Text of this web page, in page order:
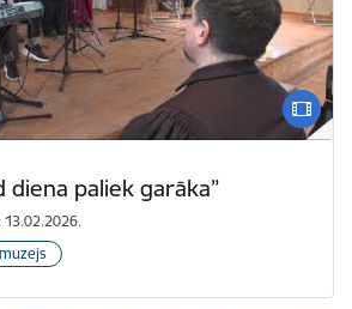
diena paliek garāka”